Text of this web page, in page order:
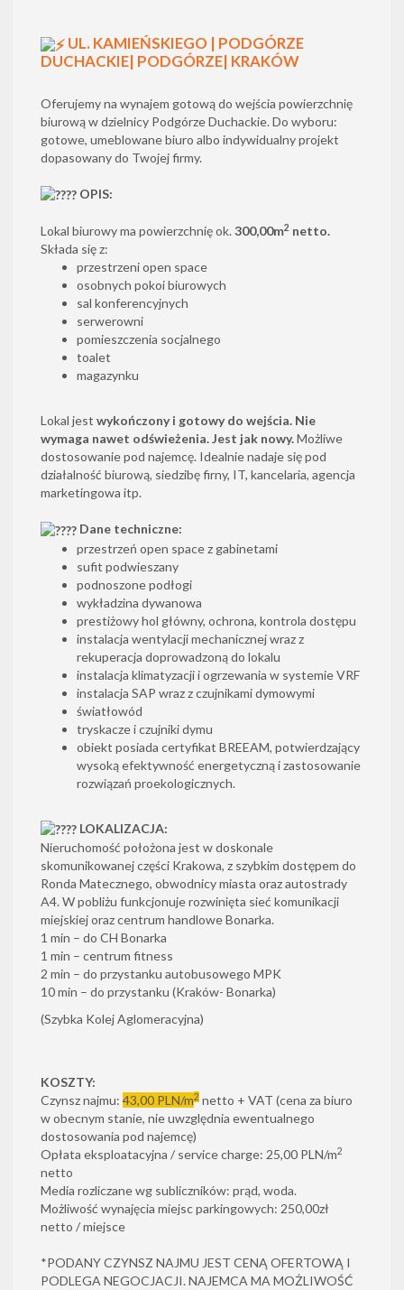
UL. KAMIEŃSKIEGO | PODGÓRZE
DUCHACKIE| PODGÓRZE| KRAKÓW
Oferujemy na wynajem gotową do wejścia powierzchnię
biurową w dzielnicy Podgórze Duchackie. Do wyboru:
gotowe, umeblowane biuro albo indywidualny projekt
dopasowany do Twojej firmy.
OPIS:
Lokal biurowy ma powierzchnię ok. 300,00m2 netto.
Składa się z:
przestrzeni open space
osobnych pokoi biurowych
sal konferencyjnych
serwerowni
pomieszczenia socjalnego
toalet
magazynku
Lokal jest wykończony i gotowy do wejścia. Nie
wymaga nawet odświeżenia. Jest jak nowy.Możliwe
dostosowanie pod najemcę. Idealnie nadaje się pod
działalność biurową, siedzibę firny, IT, kancelaria, agencja
marketingowa itp.
Dane techniczne:
przestrzeń open space z gabinetami
sufit podwieszany
podnoszone podłogi
wykładzina dywanowa
prestiżowy hol główny, ochrona, kontrola dostępu
instalacja wentylacji mechanicznej wraz z
rekuperacja doprowadzoną do lokalu
instalacja klimatyzacji i ogrzewania w systemie VRF
instalacja SAP wraz z czujnikami dymowymi
światłowód
tryskacze i czujniki dymu
obiekt posiada certyfikat BREEAM, potwierdzający
wysoką efektywność energetyczną i zastosowanie
rozwiązań proekologicznych.
LOKALIZACJA:
Nieruchomość położona jest w doskonale
skomunikowanej części Krakowa, z szybkim dostępem do
Ronda Matecznego, obwodnicy miasta oraz autostrady
A4. W pobliżu funkcjonuje rozwinięta sieć komunikacji
miejskiej oraz centrum handlowe Bonarka.
1 min – do CH Bonarka
1 min – centrum fitness
2 min – do przystanku autobusowego MPK
10 min – do przystanku (Kraków- Bonarka)
(Szybka Kolej Aglomeracyjna)
KOSZTY:
Czynsz najmu: 43,00 PLN/m2 netto + VAT (cena za biuro
w obecnym stanie, nie uwzględnia ewentualnego
dostosowania pod najemcę)
Opłata eksploatacyjna / service charge: 25,00 PLN/m2
netto
Media rozliczane wg subliczników: prąd, woda.
Możliwość wynajęcia miejsc parkingowych: 250,00zł
netto / miejsce
*PODANY CZYNSZ NAJMU JEST CENĄ OFERTOWĄ I
PODLEGA NEGOCJACJI. NAJEMCA MA MOŻLIWOŚĆ